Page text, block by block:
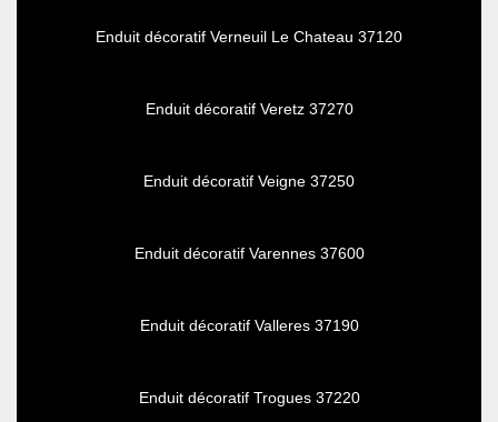
Enduit décoratif Verneuil Le Chateau 37120
Enduit décoratif Veretz 37270
Enduit décoratif Veigne 37250
Enduit décoratif Varennes 37600
Enduit décoratif Valleres 37190
Enduit décoratif Trogues 37220